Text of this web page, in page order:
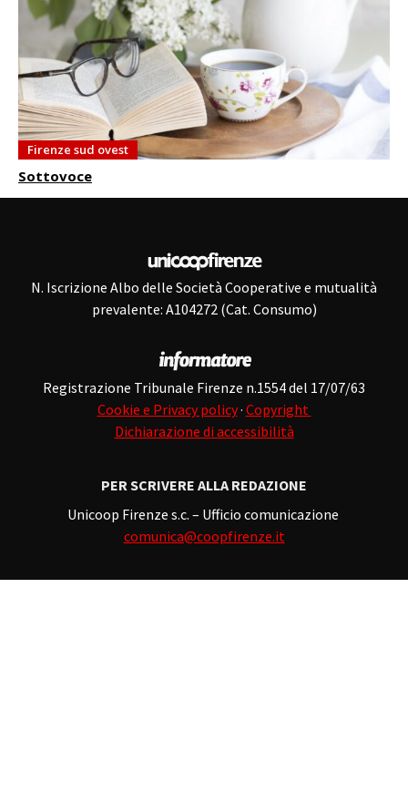
Firenze sud ovest
Sottovoce
N. Iscrizione Albo delle Società Cooperative e mutualità
prevalente: A104272 (Cat. Consumo)
Registrazione Tribunale Firenze n.1554 del 17/07/63
Cookie e Privacy policy· Copyright
Dichiarazione di accessibilità
PER SCRIVERE ALLA REDAZIONE
Unicoop Firenze s.c. – Ufficio comunicazione
comunica@coopfirenze.it